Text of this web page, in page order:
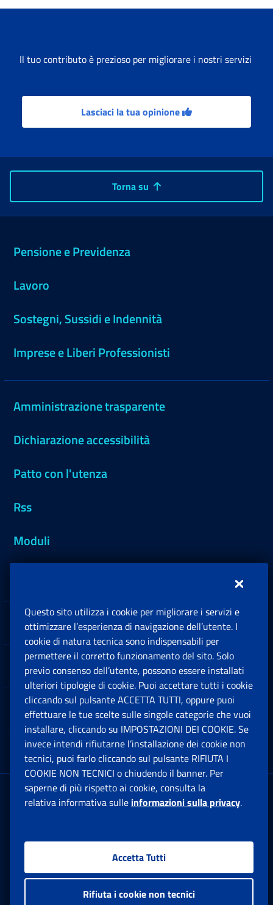
Il tuo contributo è prezioso per migliorare i nostri servizi
Lasciaci la tua opinione
Torna su
Pensione e Previdenza
Lavoro
Sostegni, Sussidi e Indennità
Imprese e Liberi Professionisti
Amministrazione trasparente
Dichiarazione accessibilità
Patto con l'utenza
Rss
Moduli
Sedi e Contatti
Software
Note Legali
App mobile
Sede Legale : Via Ciro il Grande, 21
00144 Roma
Facebook: Apre una nuova finestra
Twitter: Apre una nuova finestra
Whatsapp: Apre una nuova
Youtube: Apre una
Instagram:
Questo sito utilizza i cookie per migliorare i servizi e
ottimizzare l’esperienza di navigazione dell’utente. I
cookie di natura tecnica sono indispensabili per
permettere il corretto funzionamento del sito. Solo
previo consenso dell’utente, possono essere installati
ulteriori tipologie di cookie. Puoi accettare tutti i cookie
cliccando sul pulsante ACCETTA TUTTI, oppure puoi
effettuare le tue scelte sulle singole categorie che vuoi
installare, cliccando su IMPOSTAZIONI DEI COOKIE. Se
invece intendi rifiutarne l’installazione dei cookie non
tecnici, puoi farlo cliccando sul pulsante RIFIUTA I
COOKIE NON TECNICI o chiudendo il banner. Per
saperne di più rispetto ai cookie, consulta la
relativa informativa sulle informazioni sulla privacy.
Accetta Tutti
Rifiuta i cookie non tecnici